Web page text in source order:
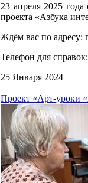
23 апреля 2025
проекта «Азбука
Ждём вас по адресу:
Телефон для
25 Января 2024
Проект «Арт-уроки